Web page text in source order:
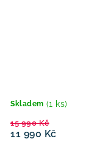
Skladem (1 ks)
11 990 Kč
15 990 Kč